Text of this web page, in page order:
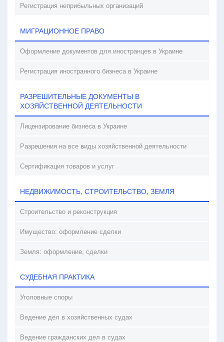
Регистрация неприбыльных организаций
МИГРАЦИОННОЕ ПРАВО
Оформление документов для иностранцев в Украине
Регистрация иностранного бизнеса в Украине
РАЗРЕШИТЕЛЬНЫЕ ДОКУМЕНТЫ В
ХОЗЯЙСТВЕННОЙ ДЕЯТЕЛЬНОСТИ
Лицензирование бизнеса в Украине
Разрешения на все виды хозяйственной деятельности
Сертификация товаров и услуг
НЕДВИЖИМОСТЬ, СТРОИТЕЛЬСТВО, ЗЕМЛЯ
Строительство и реконструкция
Имущество: оформление сделки
Земля: оформление, сделки
СУДЕБНАЯ ПРАКТИКА
Уголовные споры
Ведение дел в хозяйственных судах
Ведение гражданских дел в судах